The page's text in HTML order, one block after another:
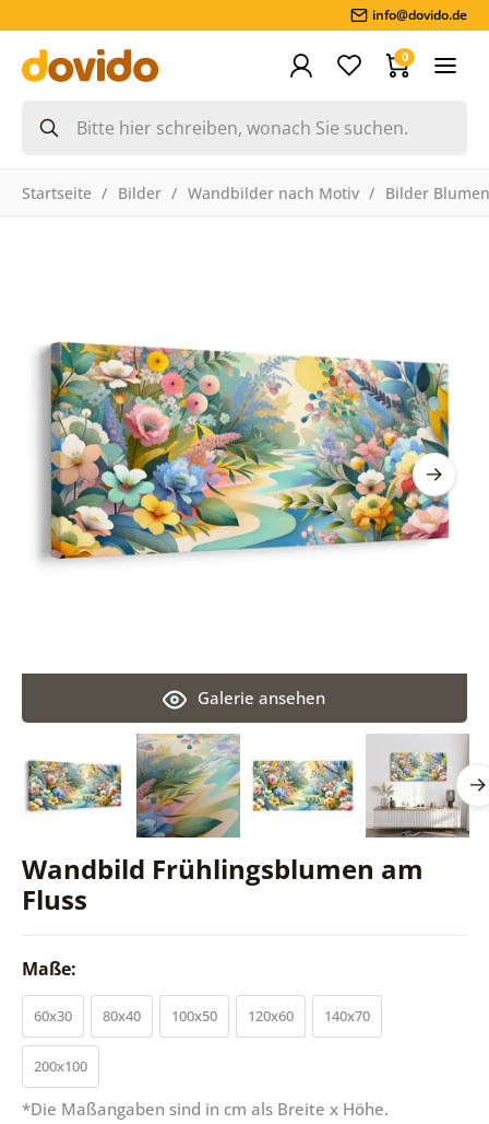
info@dovido.de
0
Startseite Bilder Wandbilder nach Motiv Bilder Blumen
Wandbild Frühlingsblumen am
Fluss
Galerie ansehen
Maße:
60x30 80x40 100x50 120x60 140x70
200x100
*Die Maßangaben sind in cm als Breite x Höhe.